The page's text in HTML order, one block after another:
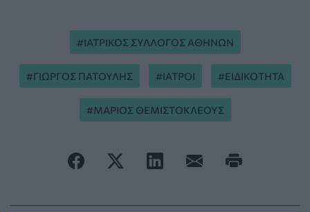
ΙΑΤΡΙΚΟΣ ΣΥΛΛΟΓΟΣ ΑΘΗΝΩΝ
ΓΙΩΡΓΟΣ ΠΑΤΟΥΛΗΣ ΙΑΤΡΟΙ ΕΙΔΙΚΟΤΗΤΑ
ΜΑΡΙΟΣ ΘΕΜΙΣΤΟΚΛΕΟΥΣ